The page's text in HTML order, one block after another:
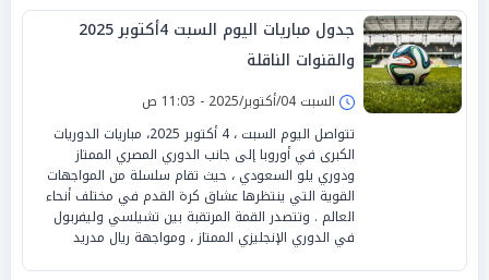
جدول مباريات اليوم السبت 4أكتوبر 2025
والقنوات الناقلة
السبت 04/أكتوبر/2025 - 11:03 ص
تتواصل اليوم السبت ، 4 أكتوبر 2025، مباريات الدوريات
الكبرى في أوروبا إلى جانب الدوري المصري الممتاز
ودوري يلو السعودي ، حيث تقام سلسلة من المواجهات
القوية التي ينتظرها عشاق كرة القدم في مختلف أنحاء
العالم . وتتصدر القمة المرتقبة بين تشيلسي وليفربول
في الدوري الإنجليزي الممتاز ، ومواجهة ريال مدريد